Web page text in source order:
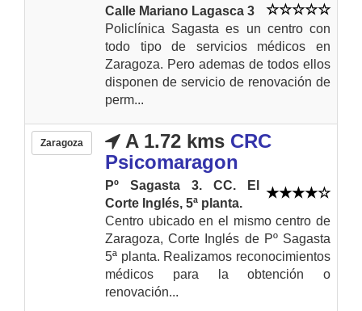
Calle Mariano Lagasca 3
Policlínica Sagasta es un centro con
todo tipo de servicios médicos en
Zaragoza. Pero ademas de todos ellos
disponen de servicio de renovación de
perm...
Zaragoza A 1.72 kms CRC
Psicomaragon
Pº Sagasta 3. CC. El
Corte Inglés, 5ª planta.
Centro ubicado en el mismo centro de
Zaragoza, Corte Inglés de Pº Sagasta
5ª planta. Realizamos reconocimientos
médicos para la obtención o
renovación...